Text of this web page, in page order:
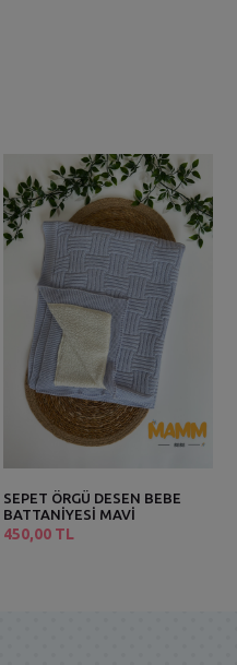
SEPET ÖRGÜ DESEN BEBE
BATTANİYESİ MAVİ
450,00 TL